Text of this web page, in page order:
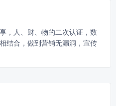
，人、财、物的二次认证，数
结合，做到营销无漏洞，宣传